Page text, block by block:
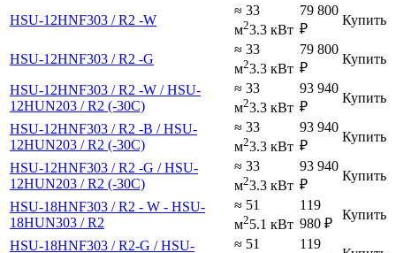
HSU-12HNF303 / R2 -W
≈ 33
м23.3 кВт
79 800
₽
Купить
HSU-12HNF303 / R2 -G
≈ 33
м23.3 кВт
79 800
₽
Купить
HSU-12HNF303 / R2 -W / HSU-
12HUN203 / R2 (-30С)
≈ 33
м23.3 кВт
93 940
₽
Купить
HSU-12HNF303 / R2 -B / HSU-
12HUN203 / R2 (-30С)
≈ 33
м23.3 кВт
93 940
₽
Купить
HSU-12HNF303 / R2 -G / HSU-
12HUN203 / R2 (-30С)
≈ 33
м23.3 кВт
93 940
₽
Купить
HSU-18HNF303 / R2 - W - HSU-
18HUN303 / R2
≈ 51
м25.1 кВт
119
980 ₽
Купить
HSU-18HNF303 / R2-G / HSU-
≈ 51
119